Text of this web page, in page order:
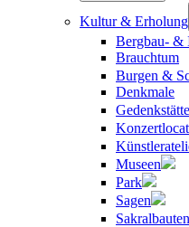
Kultur & Erholung
Bergbau- &
Brauchtum
Burgen &
Denkmale
Gedenkstätte
Museen
Park
Sagen
Sakralbauten